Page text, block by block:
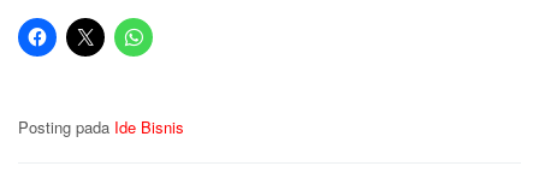
Posting pada Ide Bisnis